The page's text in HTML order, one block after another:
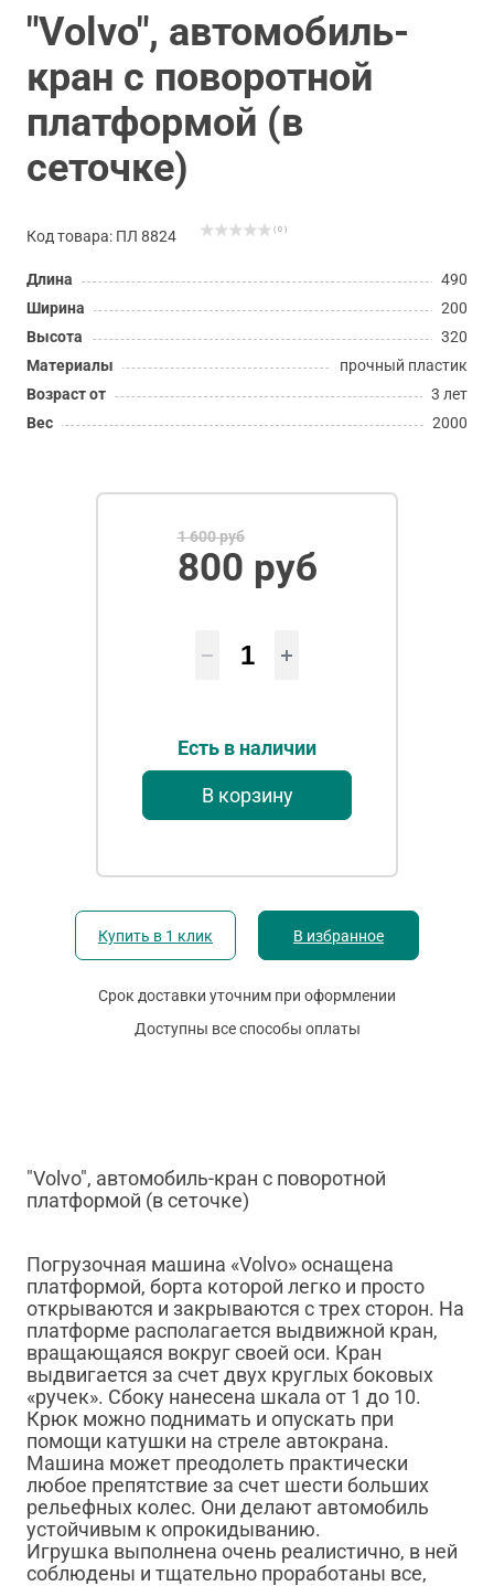
"Volvo", автомобиль-
кран с поворотной
платформой (в
сеточке)
Код товара: ПЛ 8824 ( 0 )
Длина
490
Ширина
200
Высота
320
Материалы
прочный пластик
Возраст от
3 лет
Вес
2000
1 600 руб
800 руб
Есть в наличии
В корзину
Купить в 1 клик В избранное
Срок доставки уточним при оформлении
Доступны все способы оплаты
"Volvo", автомобиль-кран с поворотной
платформой (в сеточке)
Погрузочная машина «Volvo» оснащена
платформой, борта которой легко и просто
открываются и закрываются с трех сторон. На
платформе располагается выдвижной кран,
вращающаяся вокруг своей оси. Кран
выдвигается за счет двух круглых боковых
«ручек». Сбоку нанесена шкала от 1 до 10.
Крюк можно поднимать и опускать при
помощи катушки на стреле автокрана.
Машина может преодолеть практически
любое препятствие за счет шести больших
рельефных колес. Они делают автомобиль
устойчивым к опрокидыванию.
Игрушка выполнена очень реалистично, в ней
соблюдены и тщательно проработаны все,